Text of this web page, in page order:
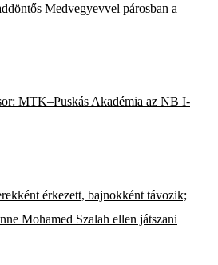
Medvegyevvel párosban a
MTK–Puskás Akadémia az NB I-
érkezett, bajnokként távozik;
Mohamed Szalah ellen játszani